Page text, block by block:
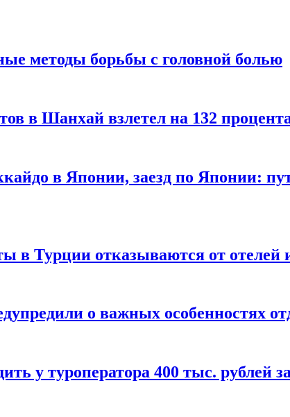
методы борьбы с головной болью
в Шанхай взлетел на 132
в Японии, заезд по Японии:
в Турции отказываются от отелей
о важных особенностях
у туроператора 400 тыс. рублей